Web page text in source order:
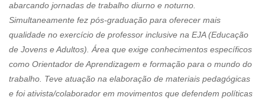
abarcando jornadas de trabalho diurno e noturno.
Simultaneamente fez pós-graduação para oferecer mais
qualidade no exercício de professor inclusive na EJA (Educação
de Jovens e Adultos). Área que exige conhecimentos específicos
como Orientador de Aprendizagem e formação para o mundo do
trabalho. Teve atuação na elaboração de materiais pedagógicas
e foi ativista/colaborador em movimentos que defendem políticas